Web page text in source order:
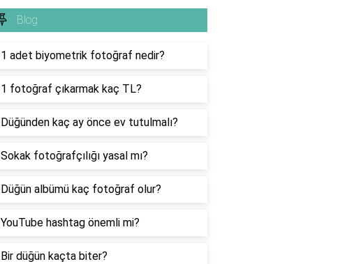
Blog
1 adet biyometrik fotoğraf nedir?
1 fotoğraf çıkarmak kaç TL?
Düğünden kaç ay önce ev tutulmalı?
Sokak fotoğrafçılığı yasal mı?
Düğün albümü kaç fotoğraf olur?
YouTube hashtag önemli mi?
Bir düğün kaçta biter?